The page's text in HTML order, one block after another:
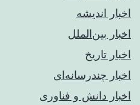
اخبار اندیشه
اخبار بین‌الملل
اخبار تاریخ
اخبار چندرسانه‌ای
اخبار دانش و فناوری